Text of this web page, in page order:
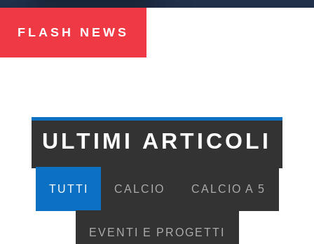
FLASH NEWS
ULTIMI ARTICOLI
TUTTI CALCIO CALCIO A 5
EVENTI E PROGETTI